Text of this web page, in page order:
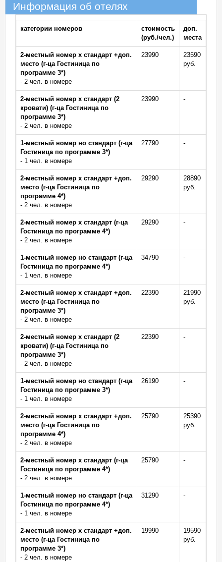
Информация об отелях
категории номеров
стоимость
(руб./чел.)
доп.
места
2-местный номер х стандарт +доп.
место (г-ца Гостиница по
программе 3*)
- 2 чел. в номере
23990
23590
руб.
2-местный номер х стандарт (2
кровати) (г-ца Гостиница по
программе 3*)
- 2 чел. в номере
23990 -
1-местный номер но стандарт (г-ца
Гостиница по программе 3*)
- 1 чел. в номере
27790 -
2-местный номер х стандарт +доп.
место (г-ца Гостиница по
программе 4*)
- 2 чел. в номере
29290
28890
руб.
2-местный номер х стандарт (г-ца
Гостиница по программе 4*)
- 2 чел. в номере
29290 -
1-местный номер но стандарт (г-ца
Гостиница по программе 4*)
- 1 чел. в номере
34790 -
2-местный номер х стандарт +доп.
место (г-ца Гостиница по
программе 3*)
- 2 чел. в номере
22390
21990
руб.
2-местный номер х стандарт (2
кровати) (г-ца Гостиница по
программе 3*)
- 2 чел. в номере
22390 -
1-местный номер но стандарт (г-ца
Гостиница по программе 3*)
- 1 чел. в номере
26190 -
2-местный номер х стандарт +доп.
место (г-ца Гостиница по
программе 4*)
- 2 чел. в номере
25790
25390
руб.
2-местный номер х стандарт (г-ца
Гостиница по программе 4*)
- 2 чел. в номере
25790 -
1-местный номер но стандарт (г-ца
Гостиница по программе 4*)
- 1 чел. в номере
31290 -
2-местный номер х стандарт +доп.
место (г-ца Гостиница по
программе 3*)
- 2 чел. в номере
19990
19590
руб.